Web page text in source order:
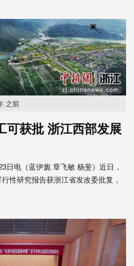
之前
可获批 浙江西部发展
电（蓝伊旎 章飞敏 杨斐）近日，
性研究报告获浙江省发改委批复，